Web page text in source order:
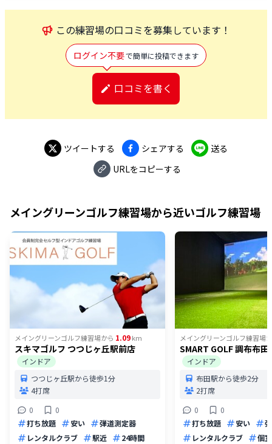
この練習場の口コミを募集しています！
ログイン不要で簡単に投稿できます
口コミを書く
ツイートする シェアする
送る
URLをコピーする
メイングリーンゴルフ練習場から近いゴルフ練習場
メイングリーンゴルフ練習場から 1.09km
スキマゴルフ つつじヶ丘駅前店
インドア
つつじヶ丘駅から徒歩1分
4打席
0
0
打ち放題
安い
弾道測定器
レンタルクラブ
駅近
24時間
メイングリーンゴルフ練習場
SMART GOLF 調布布
インドア
布田駅から徒歩2分
2打席
0
0
打ち放題
安い
レンタルクラブ
個